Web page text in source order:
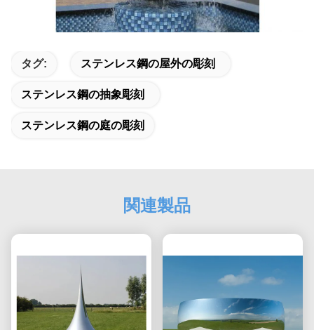
タグ: ステンレス鋼の屋外の彫刻
ステンレス鋼の抽象彫刻
ステンレス鋼の庭の彫刻
関連製品